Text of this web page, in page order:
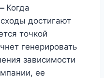
Когда
достигают
точкой
генерировать
зависимости
ее